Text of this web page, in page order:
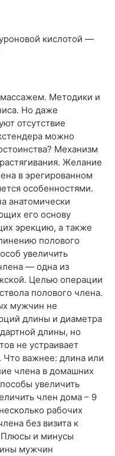
кислотой —
Методики и
Но даже
отсутствие
можно
Механизм
Желание
в эрегированном
особенностями.
анатомически
его основу
эрекцию, а также
полового
увеличить
— одна из
Целью операции
полового члена.
мужчин не
длины и диаметра
длины, но
не устраивает
Что важнее: длина или
члена в домашних
увеличить
член дома – 9
рабочих
без визита к
Плюсы и минусы
мужчин